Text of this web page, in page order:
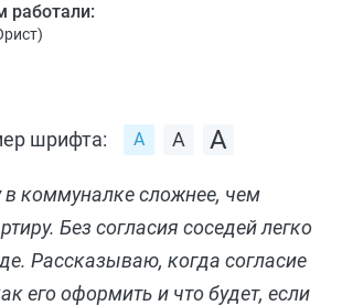
работали:
)
шрифта:
в коммуналке сложнее, чем
Без согласия соседей легко
Рассказываю, когда согласие
его оформить и что будет, если